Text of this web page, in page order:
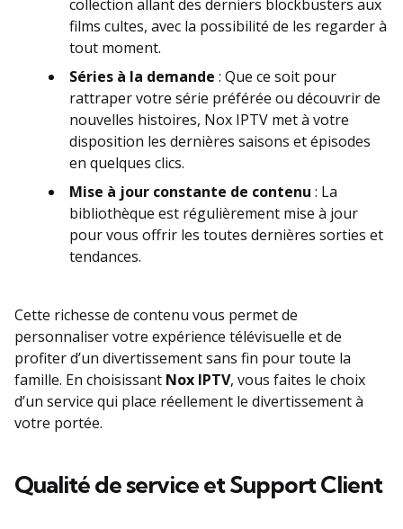
collection allant des derniers blockbusters aux
films cultes, avec la possibilité de les regarder à
tout moment.
Séries à la demande : Que ce soit pour
rattraper votre série préférée ou découvrir de
nouvelles histoires, Nox IPTV met à votre
disposition les dernières saisons et épisodes
en quelques clics.
Mise à jour constante de contenu : La
bibliothèque est régulièrement mise à jour
pour vous offrir les toutes dernières sorties et
tendances.
Cette richesse de contenu vous permet de
personnaliser votre expérience télévisuelle et de
profiter d’un divertissement sans fin pour toute la
famille. En choisissant Nox IPTV, vous faites le choix
d’un service qui place réellement le divertissement à
votre portée.
Qualité de service et Support Client